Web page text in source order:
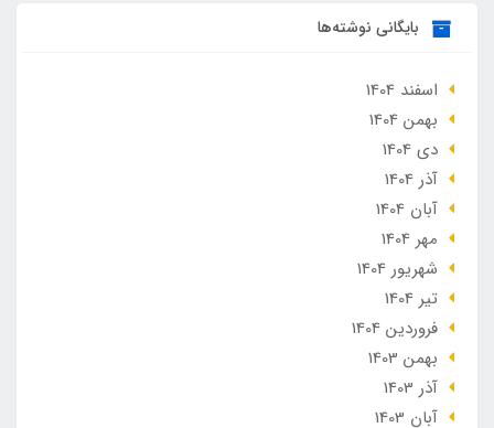
بایگانی نوشته‌ها
اسفند 1404
بهمن 1404
دی 1404
آذر 1404
آبان 1404
مهر 1404
شهریور 1404
تير 1404
فروردین 1404
بهمن 1403
آذر 1403
آبان 1403